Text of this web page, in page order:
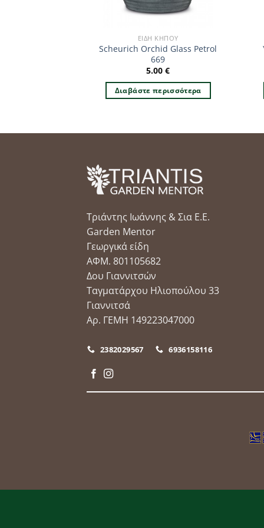
ΕΊΔΗ ΚΉΠΟΥ
Scheurich Orchid Glass Petrol
669
5.00€
Διαβάστε περισσότερα
Τριάντης Ιωάννης & Σια Ε.Ε.
Garden Mentor
Γεωργικά είδη
ΑΦΜ. 801105682
Δου Γιαννιτσών
Ταγματάρχου Ηλιοπούλου 33
Γιαννιτσά
Αρ. ΓΕΜΗ 149223047000
2382029567 6936158116